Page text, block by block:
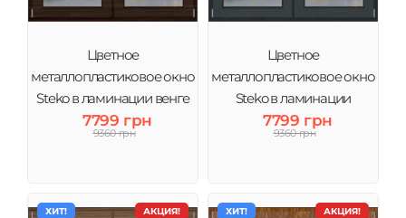
Цветное
металлопластиковое окно
Steko в ламинации венге
тонировка зеркало
7799 грн
9360 грн
Цветное
металлопластиковое окно
Steko в ламинации
Антрацит тонировка
зеркало
7799 грн
9360 грн
АКЦИЯ!
ХИТ! АКЦИЯ!
ХИТ!